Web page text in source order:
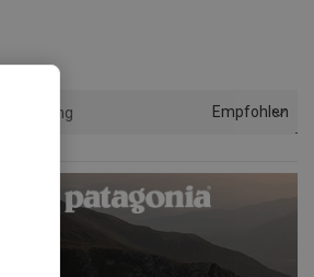
Sortierung Empfohlen